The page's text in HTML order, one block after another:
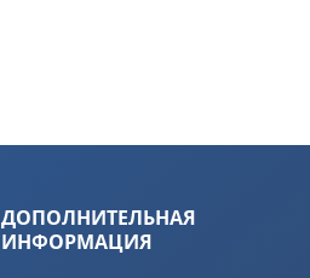
ДОПОЛНИТЕЛЬНАЯ
ИНФОРМАЦИЯ